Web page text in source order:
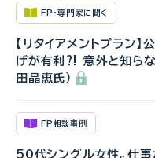
FP・専門家に聞く
【リタイアメントプラン
げが有利⁈ 意外と知らな
田晶恵氏）
FP相談事例
50代シングル女性。仕